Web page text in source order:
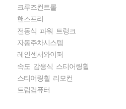
크루즈컨트롤
핸즈프리
전동식 파워 트렁크
자동주차시스템
레인센서와이퍼
속도 감응식 스티어링휠
스티어링휠 리모컨
트립컴퓨터